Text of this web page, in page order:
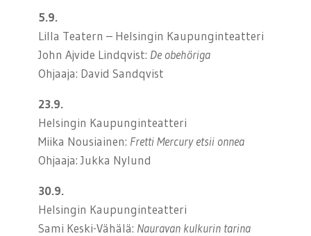
5.9.
Lilla Teatern – Helsingin Kaupunginteatteri
John Ajvide Lindqvist: De obehöriga
Ohjaaja: David Sandqvist
23.9.
Helsingin Kaupunginteatteri
Miika Nousiainen: Fretti Mercury etsii onnea
Ohjaaja: Jukka Nylund
30.9.
Helsingin Kaupunginteatteri
Sami Keski-Vähälä: Nauravan kulkurin tarina